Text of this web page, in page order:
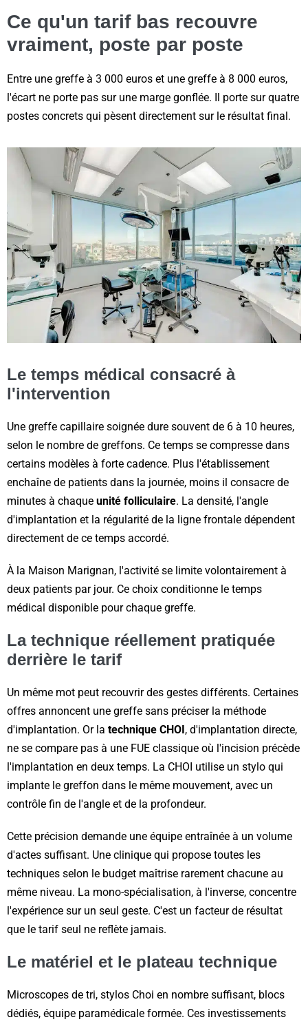
Ce qu'un tarif bas recouvre
vraiment, poste par poste
Entre une greffe à 3 000 euros et une greffe à 8 000 euros,
l'écart ne porte pas sur une marge gonflée. Il porte sur quatre
postes concrets qui pèsent directement sur le résultat final.
Le temps médical consacré à
l'intervention
Une greffe capillaire soignée dure souvent de 6 à 10 heures,
selon le nombre de greffons. Ce temps se compresse dans
certains modèles à forte cadence. Plus l'établissement
enchaîne de patients dans la journée, moins il consacre de
minutes à chaque unité folliculaire. La densité, l'angle
d'implantation et la régularité de la ligne frontale dépendent
directement de ce temps accordé.
À la Maison Marignan, l'activité se limite volontairement à
deux patients par jour. Ce choix conditionne le temps
médical disponible pour chaque greffe.
La technique réellement pratiquée
derrière le tarif
Un même mot peut recouvrir des gestes différents. Certaines
offres annoncent une greffe sans préciser la méthode
d'implantation. Or la technique CHOI, d'implantation directe,
ne se compare pas à une FUE classique où l'incision précède
l'implantation en deux temps. La CHOI utilise un stylo qui
implante le greffon dans le même mouvement, avec un
contrôle fin de l'angle et de la profondeur.
Cette précision demande une équipe entraînée à un volume
d'actes suffisant. Une clinique qui propose toutes les
techniques selon le budget maîtrise rarement chacune au
même niveau. La mono-spécialisation, à l'inverse, concentre
l'expérience sur un seul geste. C'est un facteur de résultat
que le tarif seul ne reflète jamais.
Le matériel et le plateau technique
Microscopes de tri, stylos Choi en nombre suffisant, blocs
dédiés, équipe paramédicale formée. Ces investissements